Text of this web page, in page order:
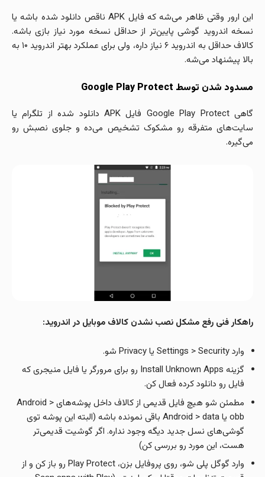
این ارور وقتی ظاهر می‌شه که فایل APK ناقص دانلود شده باشه یا
نسخه اندروید گوشی پایین‌تر از حداقل نسخه مورد نیاز بازی باشه.
کالاف حداقل به اندروید ۶ نیاز داره، ولی برای عملکرد بهتر اندروید ۱۰ به
بالا پیشنهاد می‌شه.
مسدود شدن توسط Google Play Protect
گاهی Google Play Protect فایل APK دانلود شده از تلگرام یا
سایت‌های متفرقه رو مشکوک تشخیص می‌ده و جلوی نصبش رو
می‌گیره.
راهکار فنی رفع مشکل نصب نشدن کالاف موبایل در اندروید:
وارد Settings > Security یا Privacy شو.
گزینه Install Unknown Apps رو برای مرورگر یا فایل منیجری که
فایل رو دانلود کرده فعال کن.
مطمئن شو هیچ فایل قدیمی از کالاف داخل پوشه‌های Android >
obb یا Android > data باقی نمونده باشه (البته این پوشه توی
گوشی‌های نسل جدید دیگه وجود نداره. اگر گوشیت قدیمی‌تر
هست، این مورد رو بررسی کن)
وارد گوگل پلی شو، روی پروفایل بزن، Play Protect رو باز کن و از